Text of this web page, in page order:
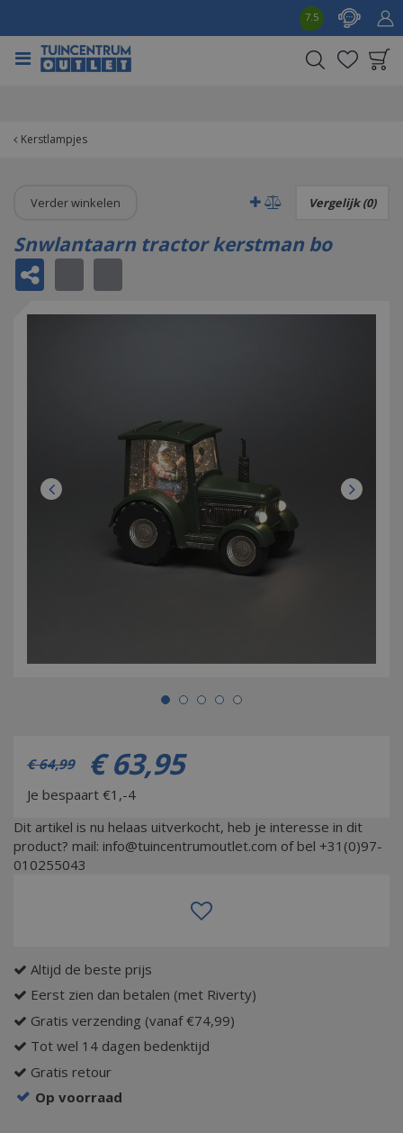
Kerstlampjes
7.5
Verder winkelen Vergelijk (0)
Snwlantaarn tractor kerstman bo
€ 64,99 € 63,95
Je bespaart €1,-4
Dit artikel is nu helaas uitverkocht, heb je interesse in dit
product? mail: info@tuincentrumoutlet.com of bel +31(0)97-
010255043
Altijd de beste prijs
Eerst zien dan betalen (met Riverty)
Gratis verzending (vanaf €74,99)
Tot wel 14 dagen bedenktijd
Gratis retour
Op voorraad